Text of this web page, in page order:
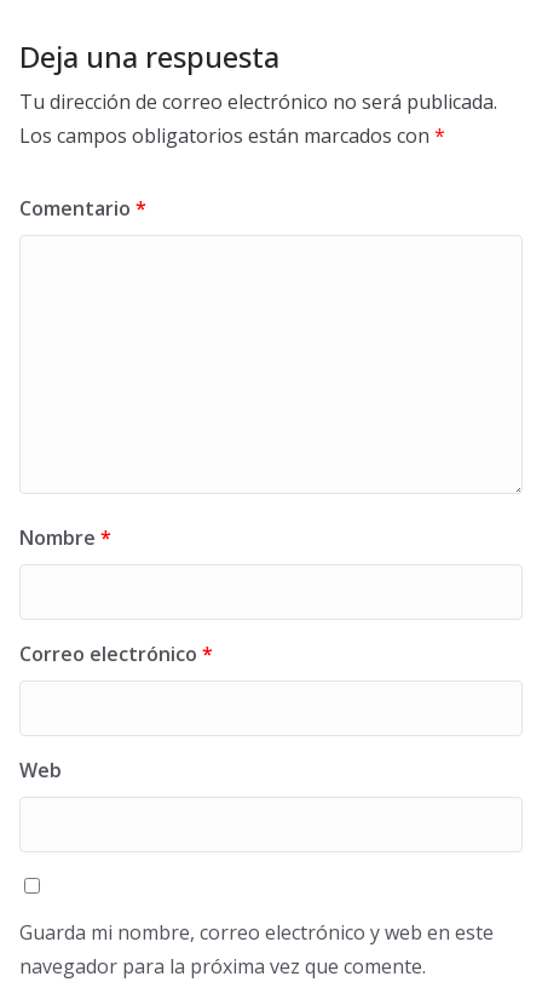
Deja una respuesta
Tu dirección de correo electrónico no será publicada.
Los campos obligatorios están marcados con *
Comentario *
Nombre *
Correo electrónico *
Web
Guarda mi nombre, correo electrónico y web en este
navegador para la próxima vez que comente.